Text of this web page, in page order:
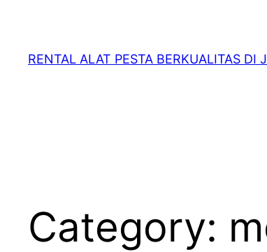
RENTAL ALAT PESTA BERKUALITAS DI
Category: